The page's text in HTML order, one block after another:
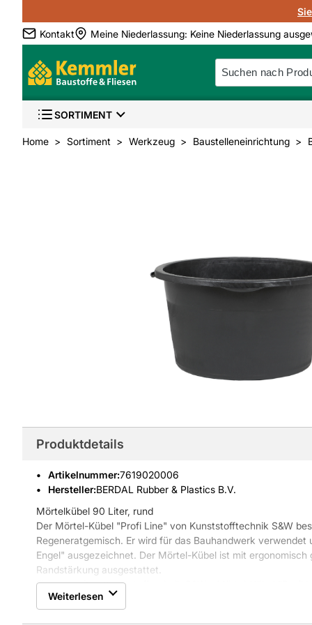
Kontakt
Meine Niederlassung: Keine Niederlassung
SORTIMENT
Home Sortiment Werkzeug Baustelleneinrichtung
Produktdetails
Artikelnummer:7619020006
Hersteller:BERDAL Rubber & Plastics B.V.
Mörtelkübel 90 Liter, rund
Der Mörtel-Kübel "Profi Line" von Kunststofftechnik S&W
Regeneratgemisch. Er wird für das Bauhandwerk
Engel" ausgezeichnet. Der Mörtel-Kübel ist mit
Randstärkung ausgestattet.
Eigenschaften Kunststofftechnik S&W - Mörtel-Kübel "Profi
* recycelbar
* schwarz
Weiterlesen